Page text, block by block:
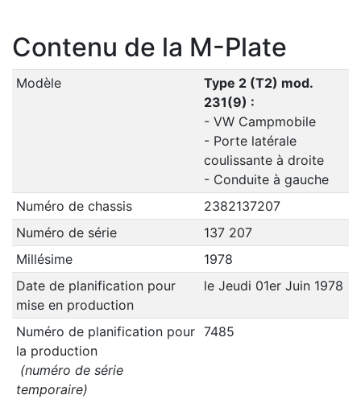
Contenu de la M-Plate
Modèle
Type 2 (T2) mod.
231(9) :
- VW Campmobile
- Porte latérale
coulissante à droite
- Conduite à gauche
Numéro de chassis
2382137207
Numéro de série
137 207
Millésime
1978
Date de planification pour
mise en production
le Jeudi 01er Juin 1978
Numéro de planification pour
la production
(numéro de série
temporaire)
7485